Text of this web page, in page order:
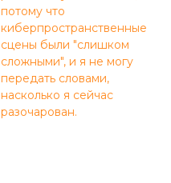
потому что
киберпространственные
сцены были "слишком
сложными", и я не могу
передать словами,
насколько я сейчас
разочарован.